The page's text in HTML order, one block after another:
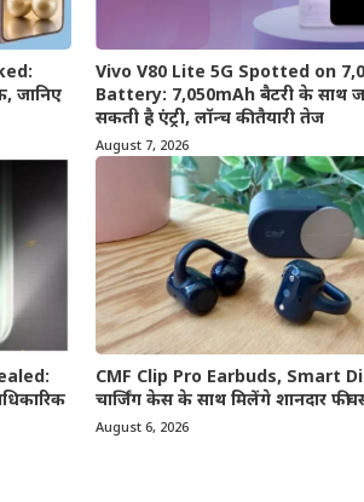
जानिए
Vivo V80 Lite 5G Spotted on
Battery: 7,050mAh बैटरी के साथ
सकती है एंट्री, लॉन्च की तैयारी तेज
August 7, 2026
CMF Clip Pro Earbuds, Smart
चार्जिंग केस के साथ मिलेंगे शानदार
August 6, 2026